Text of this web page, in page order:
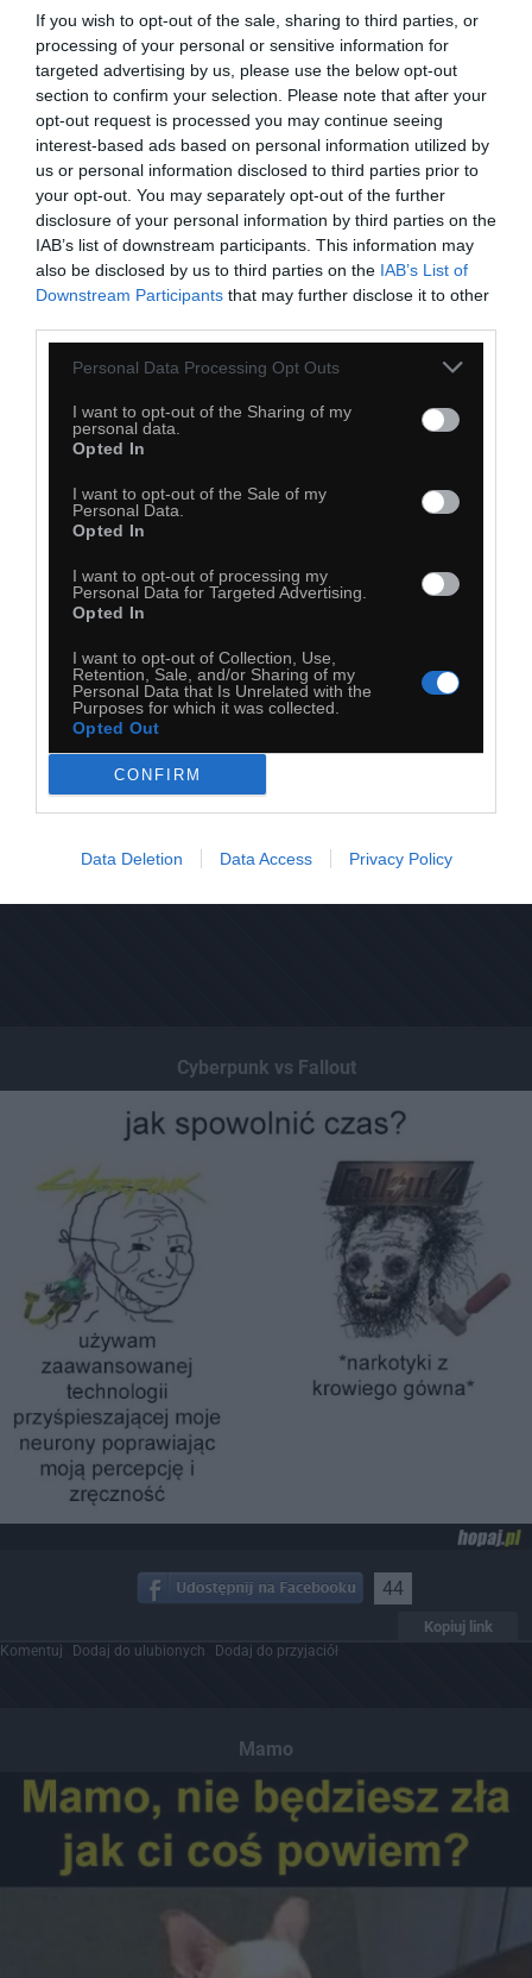
If you wish to opt-out of the sale, sharing to third parties, or
processing of your personal or sensitive information for
targeted advertising by us, please use the below opt-out
section to confirm your selection. Please note that after your
opt-out request is processed you may continue seeing
interest-based ads based on personal information utilized by
us or personal information disclosed to third parties prior to
your opt-out. You may separately opt-out of the further
disclosure of your personal information by third parties on the
IAB’s list of downstream participants. This information may
also be disclosed by us to third parties on the IAB’s List of
Downstream Participants that may further disclose it to other
Personal Data Processing Opt Outs
I want to opt-out of the Sharing of my
personal data.
Opted In
I want to opt-out of the Sale of my
Personal Data.
Opted In
I want to opt-out of processing my
Personal Data for Targeted Advertising.
Opted In
I want to opt-out of Collection, Use,
Retention, Sale, and/or Sharing of my
Personal Data that Is Unrelated with the
Purposes for which it was collected.
Opted Out
CONFIRM
Data Deletion Data Access Privacy Policy
Przed filmem
Dodaj do ulubionych Dodaj do przyjaciół
Cyberpunk vs Fallout
44
Kopiuj link
Komentuj Dodaj do ulubionych Dodaj do przyjaciół
Mamo